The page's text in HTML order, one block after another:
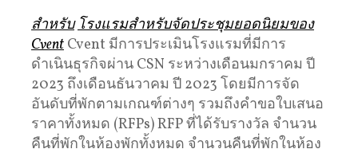
สำหรับโรงแรมสำหรับจัดประชุมยอดนิยมของ
Cvent Cvent มีการประเมินโรงแรมที่มีการ
ดำเนินธุรกิจผ่าน CSN ระหว่างเดือนมกราคม ปี
2023 ถึงเดือนธันวาคม ปี 2023 โดยมีการจัด
อันดับที่พักตามเกณฑ์ต่างๆ รวมถึงคำขอใบเสนอ
ราคาทั้งหมด (RFPs) RFP ที่ได้รับรางวัล จำนวน
คืนที่พักในห้องพักทั้งหมด จำนวนคืนที่พักในห้อง